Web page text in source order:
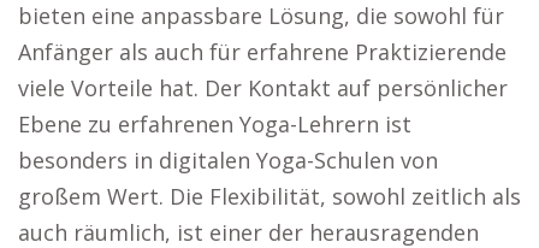
bieten eine anpassbare Lösung, die sowohl für
Anfänger als auch für erfahrene Praktizierende
viele Vorteile hat. Der Kontakt auf persönlicher
Ebene zu erfahrenen Yoga-Lehrern ist
besonders in digitalen Yoga-Schulen von
großem Wert. Die Flexibilität, sowohl zeitlich als
auch räumlich, ist einer der herausragenden